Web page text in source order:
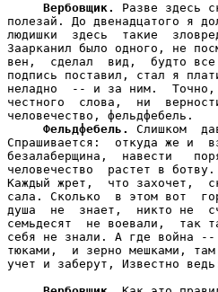
Вербовщик.
Разве здесь
полезай. До двенадцатого я
людишки  здесь  такие
Заарканил было одного, не
вен,  сделал  вид,  будто
подпись поставил, стал я
неладно  -- и за ним.
честного  слова,  ни
человечество, фельдфебель.
Фельдфебель.
Слишком
Спрашивается:  откуда же и
безалаберщина,  навести
человечество  растет в
Каждый жрет,  что захочет,
сала. Сколько  в этом вот
душа  не  знает,  никто не
семьдесят  не воевали,  так
себя не знали. А где война
тюками,  и зерно мешками,
учет и заберут, Известно